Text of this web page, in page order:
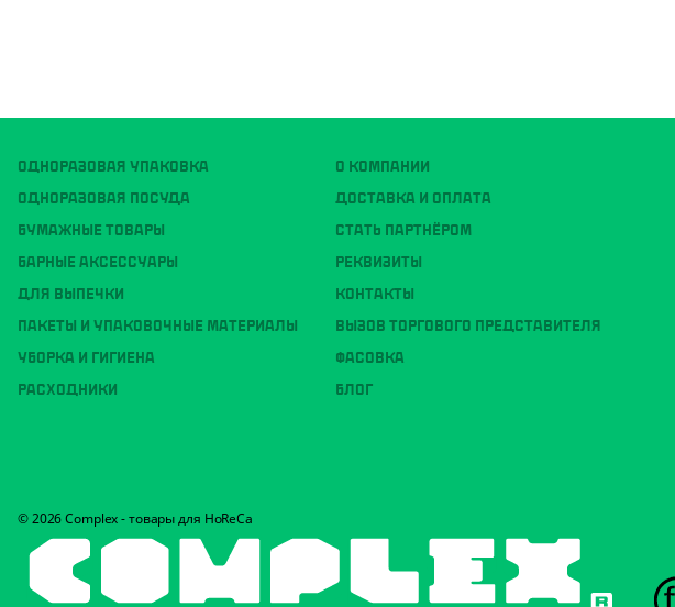
ОДНОРАЗОВАЯ УПАКОВКА
ОДНОРАЗОВАЯ ПОСУДА
БУМАЖНЫЕ ТОВАРЫ
БАРНЫЕ АКСЕССУАРЫ
ДЛЯ ВЫПЕЧКИ
ПАКЕТЫ И УПАКОВОЧНЫЕ МАТЕРИАЛЫ
УБОРКА И ГИГИЕНА
РАСХОДНИКИ
О КОМПАНИИ
ДОСТАВКА И ОПЛАТА
СТАТЬ ПАРТНЁРОМ
РЕКВИЗИТЫ
КОНТАКТЫ
ВЫЗОВ ТОРГОВОГО ПРЕДСТАВИТЕЛЯ
ФАСОВКА
БЛОГ
© 2026 Complex - товары для HoReCa